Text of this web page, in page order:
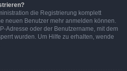
die Registrierung komplett
neuen Benutzer mehr anmelden können.
Adresse oder der Benutzername, mit dem
wurden. Um Hilfe zu erhalten, wende